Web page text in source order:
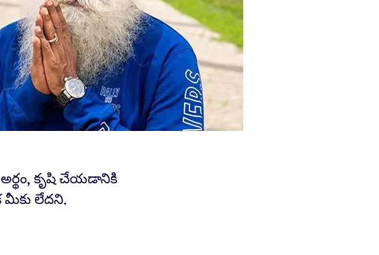
అర్థం, కృషి చేయడానికి
లేదని.